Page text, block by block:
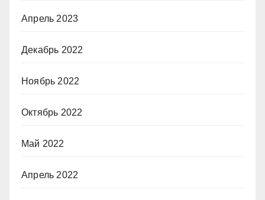
Апрель 2023
Декабрь 2022
Ноябрь 2022
Октябрь 2022
Май 2022
Апрель 2022